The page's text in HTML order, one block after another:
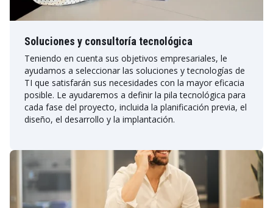
Soluciones y consultoría tecnológica
Teniendo en cuenta sus objetivos empresariales, le
ayudamos a seleccionar las soluciones y tecnologías de
TI que satisfarán sus necesidades con la mayor eficacia
posible. Le ayudaremos a definir la pila tecnológica para
cada fase del proyecto, incluida la planificación previa, el
diseño, el desarrollo y la implantación.